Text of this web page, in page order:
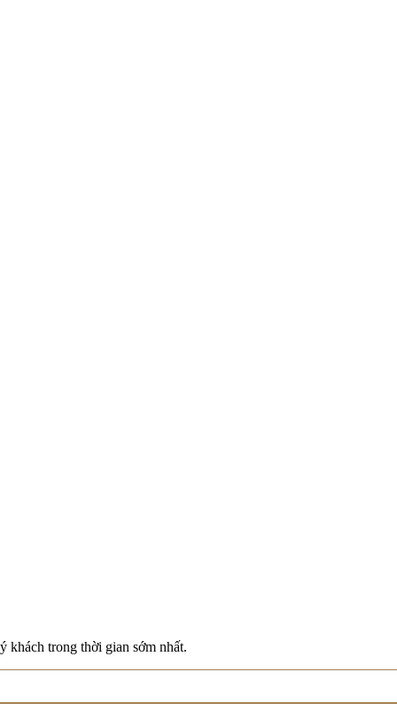
khách trong thời gian sớm nhất.